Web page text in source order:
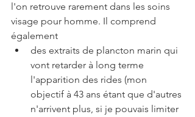
l'on retrouve rarement dans les soins
visage pour homme. Il comprend
également
des extraits de plancton marin qui
vont retarder à long terme
l'apparition des rides (mon
objectif à 43 ans étant que d'autres
n'arrivent plus, si je pouvais limiter